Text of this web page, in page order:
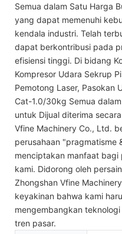
Semua dalam Satu Harga
yang dapat memenuhi
kendala industri. Telah
dapat berkontribusi pada
efisiensi tinggi. Di bidang
Kompresor Udara Sekrup
Pemotong Laser, Pasokan
Cat-1.0/30kg Semua
untuk Dijual diterima
Vfine Machinery Co., Ltd.
perusahaan "pragmatisme
menciptakan manfaat
kami. Didorong oleh
Zhongshan Vfine
keyakinan bahwa kami
mengembangkan
tren pasar.